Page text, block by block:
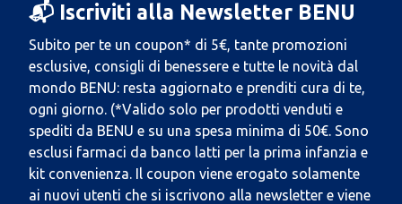
📬 Iscriviti alla Newsletter BENU
Subito per te un coupon* di 5€, tante promozioni
esclusive, consigli di benessere e tutte le novità dal
mondo BENU: resta aggiornato e prenditi cura di te,
ogni giorno. (*Valido solo per prodotti venduti e
spediti da BENU e su una spesa minima di 50€. Sono
esclusi farmaci da banco latti per la prima infanzia e
kit convenienza. Il coupon viene erogato solamente
ai nuovi utenti che si iscrivono alla newsletter e viene